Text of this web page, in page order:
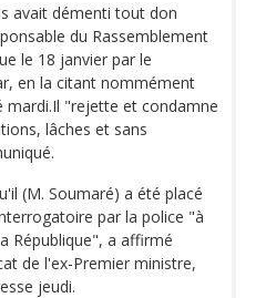
avait démenti tout don
du Rassemblement
le 18 janvier par le
en la citant nommément
mardi.Il "rejette et condamne
lâches et sans
(M. Soumaré) a été placé
par la police "à
République", a affirmé
de l'ex-Premier ministre,
jeudi.